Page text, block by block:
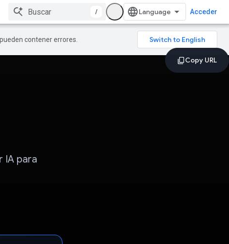
/ Acceder
contener errores.
IA para